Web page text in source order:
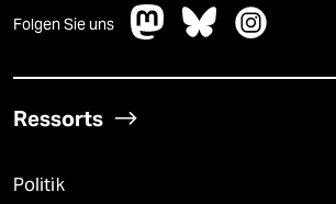
Folgen Sie uns
Ressorts
Politik